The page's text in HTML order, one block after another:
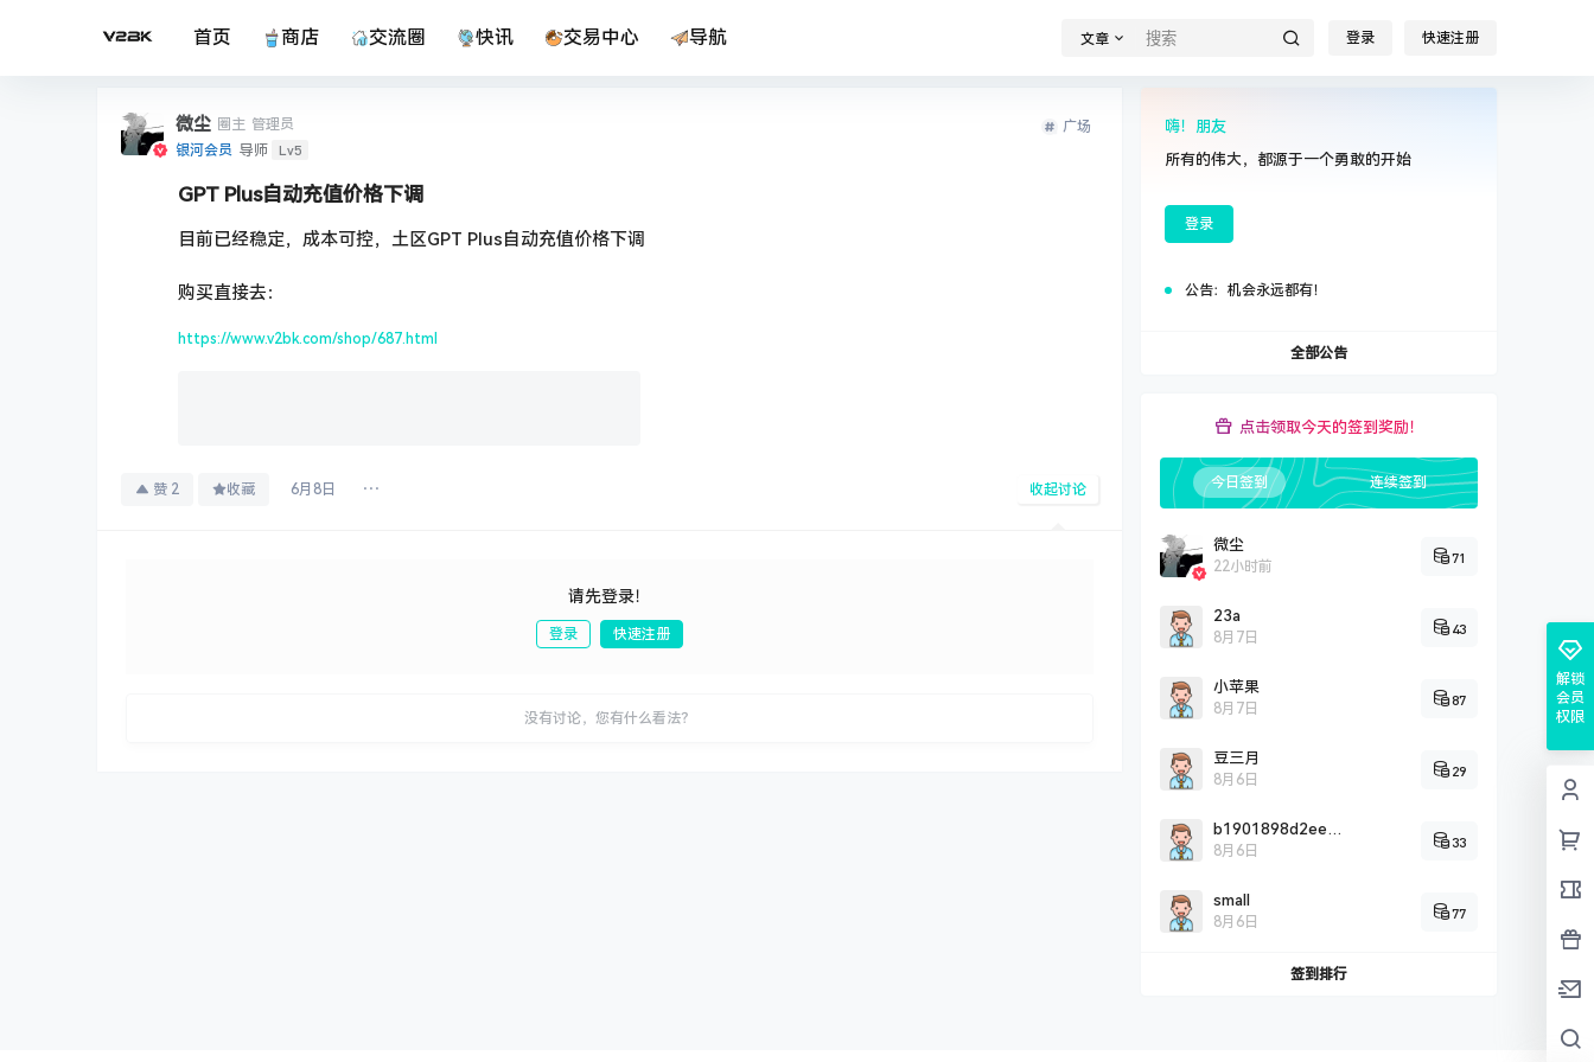
首页 商店 交流圈 快讯 交易中心 导航 文章 登录 快速注册
微尘 圈主 管理员
银河会员 导师 Lv5
广场
GPT Plus自动充值价格下调
目前已经稳定，成本可控，土区GPT Plus自动充值价格下调
购买直接去：
https://www.v2bk.com/shop/687.html
赞 2 收藏 6月8日 收起讨论
请先登录！
登录 快速注册
没有讨论，您有什么看法？
嗨！朋友
所有的伟大，都源于一个勇敢的开始
登录
公告： 机会永远都有！
全部公告
点击领取今天的签到奖励！
今日签到 连续签到
微尘
22小时前
71
23a
8月7日
43
小苹果
8月7日
87
豆三月
8月6日
29
b1901898d2eef0c2fddbd2c9a5707cc26725
8月6日
33
small
8月6日
77
签到排行
解锁
会员
权限